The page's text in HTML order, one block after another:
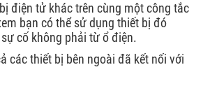
điện tử khác trên cùng một công tắc
bạn có thể sử dụng thiết bị đó
cố không phải từ ổ điện.
các thiết bị bên ngoài đã kết nối với